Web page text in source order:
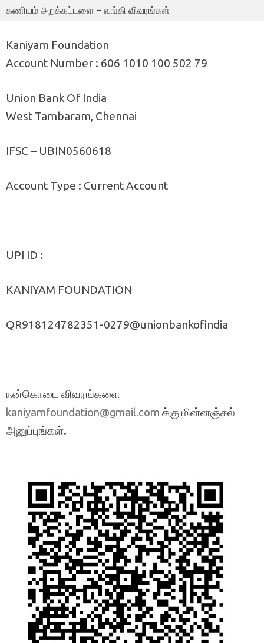
கணியம் அறக்கட்டளை – வங்கி விவரங்கள்
Kaniyam Foundation
Account Number : 606 1010 100 502 79
Union Bank Of India
West Tambaram, Chennai
IFSC – UBIN0560618
Account Type : Current Account
UPI ID :
KANIYAM FOUNDATION
QR918124782351-0279@unionbankofindia
நன்கொடை விவரங்களை
kaniyamfoundation@gmail.com க்கு மின்னஞ்சல்
அனுப்புங்கள்.